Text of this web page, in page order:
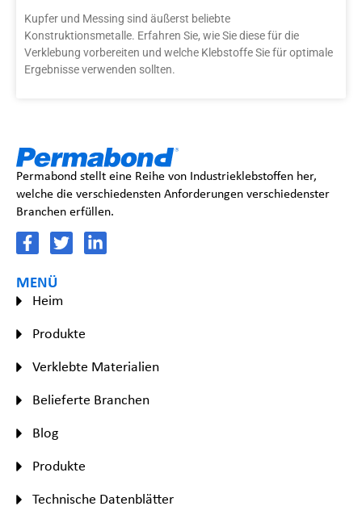
Kupfer und Messing sind äußerst beliebte
Konstruktionsmetalle. Erfahren Sie, wie Sie diese für die
Verklebung vorbereiten und welche Klebstoffe Sie für optimale
Ergebnisse verwenden sollten.
Permabond stellt eine Reihe von Industrieklebstoffen her,
welche die verschiedensten Anforderungen verschiedenster
Branchen erfüllen.
MENÜ
Heim
Produkte
Verklebte Materialien
Belieferte Branchen
Blog
Produkte
Technische Datenblätter